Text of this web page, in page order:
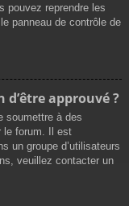
pouvez reprendre les
panneau de contrôle de
approuvé ?
soumettre à des
le forum. Il est
un groupe d’utilisateurs
veuillez contacter un